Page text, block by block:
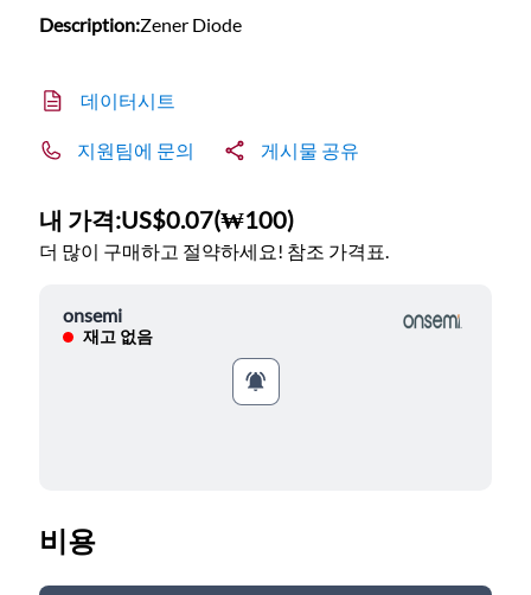
Description:Zener Diode
데이터시트
지원팀에 문의 게시물 공유
내 가격:US$0.07(₩100)
더 많이 구매하고 절약하세요! 참조 가격표.
onsemi
재고 없음
비용